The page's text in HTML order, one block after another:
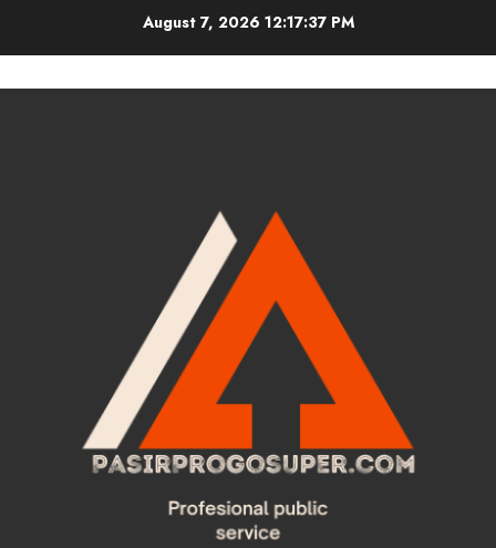
August 7, 2026 12:17:38 PM